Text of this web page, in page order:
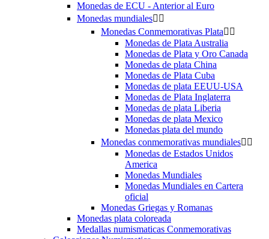
Monedas de ECU - Anterior al Euro
Monedas mundiales 
Monedas Conmemorativas Plata 
Monedas de Plata Australia
Monedas de Plata y Oro Canada
Monedas de plata China
Monedas de Plata Cuba
Monedas de plata EEUU-USA
Monedas de Plata Inglaterra
Monedas de plata Liberia
Monedas de plata Mexico
Monedas plata del mundo
Monedas conmemorativas mundiales 
Monedas de Estados Unidos
America
Monedas Mundiales
Monedas Mundiales en Cartera
oficial
Monedas Griegas y Romanas
Monedas plata coloreada
Medallas numismaticas Conmemorativas